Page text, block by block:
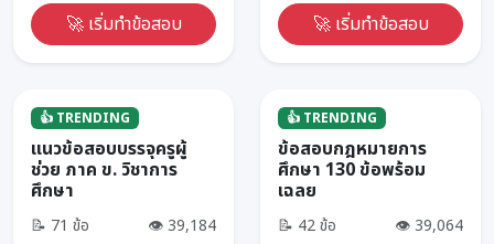
🚀 เริ่มทำข้อสอบ 🚀 เริ่มทำข้อสอบ
👍 TRENDING
ครูผู้ช่วย
แนวข้อสอบบรรจุครูผู้
ช่วย ภาค ข. วิชาการ
ศึกษา
📝 71 ข้อ 👁 39,184
👍 TRENDING
ครูผู้ช่วย
ข้อสอบกฎหมายการ
ศึกษา 130 ข้อพร้อม
เฉลย
📝 42 ข้อ 👁 39,064